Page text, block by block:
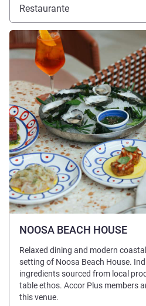
Restaurante
NOOSA BEACH HOUSE
Ver detalhes
Relaxed dining and modern
setting of Noosa Beach House.
ingredients sourced from local
table ethos. Accor Plus members
this venue.